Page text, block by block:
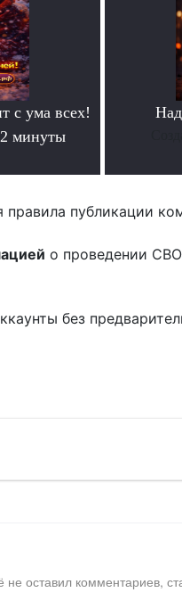
с ума всех!
минуты
публикации
о проведении
без
не оставил комментариев,